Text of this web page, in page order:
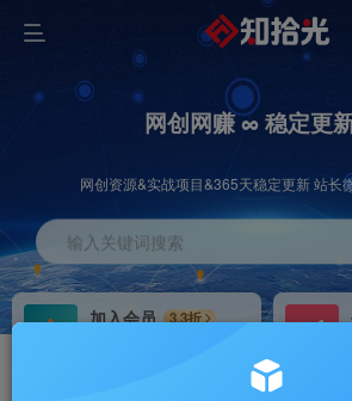
网创网赚 ∞ 稳定更
网创资源&实战项目&365天稳定更新 站长
输入关键词搜索
加入会员
3.3折